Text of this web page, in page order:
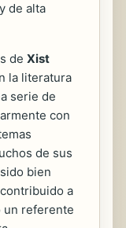
de alta
de Xist
la literatura
serie de
con
de sus
bien
a
un referente